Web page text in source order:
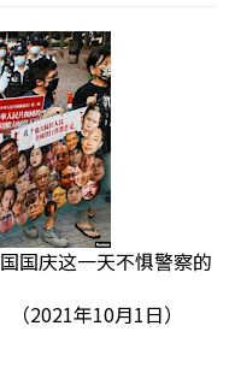
国庆这一天不惧警察的
2021年10月1日）